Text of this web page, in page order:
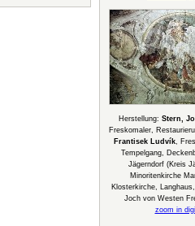
Herstellung: Stern,
Freskomaler,
Frantisek Ludvík,
Tempelgang,
Jägerndorf (Kreis
Minoritenkirche
Klosterkirche,
Joch von Westen
zoom in